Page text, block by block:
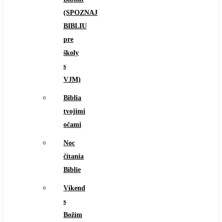
(SPOZNAJ
BIBLIU
pre
školy
s
VJM)
Biblia
tvojimi
očami
Noc
čítania
Biblie
Víkend
s
Božím